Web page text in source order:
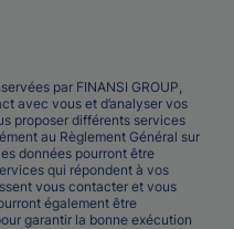
par FINANSI GROUP,
avec vous et d’analyser vos
proposer différents services
au Règlement Général sur
données pourront être
qui répondent à vos
vous contacter et vous
également être
garantir la bonne exécution